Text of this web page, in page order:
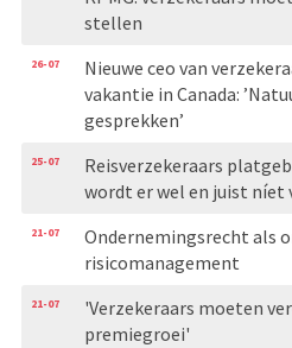
stellen
26-07
Nieuwe ceo van
vakantie in Canada:
gesprekken’
25-07
Reisverzekeraars
wordt er wel en juist níet
21-07
Ondernemingsrecht als
risicomanagement
21-07
'Verzekeraars moeten
premiegroei'